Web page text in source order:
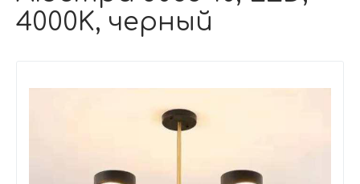
4000K, черный